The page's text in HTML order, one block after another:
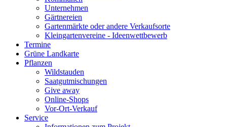
Unternehmen
Gärtnereien
Gartenmärkte oder andere Verkaufsorte
Kleingartenvereine - Ideenwettbewerb
Termine
Grüne Landkarte
Pflanzen
Wildstauden
Saatgutmischungen
Give away
Online-Shops
Vor-Ort-Verkauf
Service